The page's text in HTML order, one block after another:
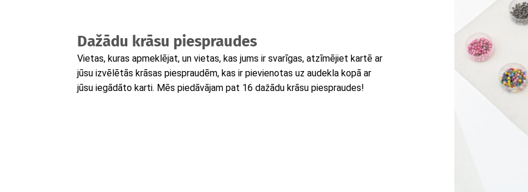
Dažādu krāsu piespraudes
Vietas, kuras apmeklējat, un vietas, kas jums ir svarīgas, atzīmējiet kartē ar
jūsu izvēlētās krāsas piespraudēm, kas ir pievienotas uz audekla kopā ar
jūsu iegādāto karti. Mēs piedāvājam pat 16 dažādu krāsu piespraudes!